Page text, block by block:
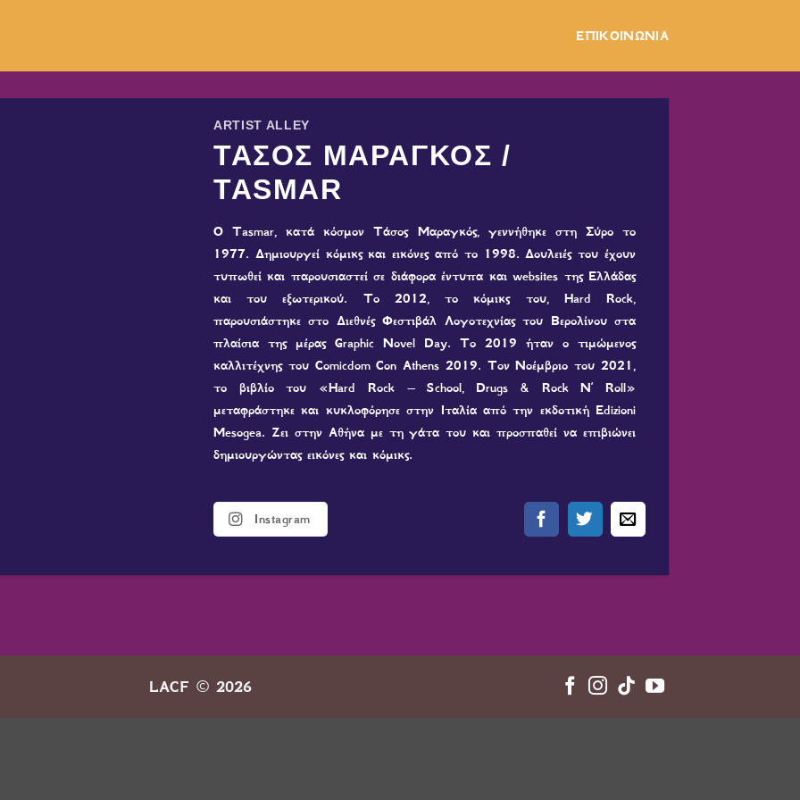
ΕΠΙΚΟΙΝΩΝΙΑ
ARTIST ALLEY
ΤΑΣΟΣ ΜΑΡΑΓΚΟΣ /
TASMAR
Ο Tasmar, κατά κόσμον Τάσος Μαραγκός, γεννήθηκε στη Σύρο το
1977. Δημιουργεί κόμικς και εικόνες από το 1998. Δουλειές του έχουν
τυπωθεί και παρουσιαστεί σε διάφορα έντυπα και websites της Ελλάδας
και του εξωτερικού. Το 2012, το κόμικς του, Hard Rock,
παρουσιάστηκε στο Διεθνές Φεστιβάλ Λογοτεχνίας του Βερολίνου στα
πλαίσια της μέρας Graphic Novel Day. Το 2019 ήταν ο τιμώμενος
καλλιτέχνης του Comicdom Con Athens 2019. Τον Νοέμβριο του 2021,
το βιβλίο του «Hard Rock – School, Drugs & Rock N’ Roll»
μεταφράστηκε και κυκλοφόρησε στην Ιταλία από την εκδοτική Edizioni
Mesogea. Ζει στην Αθήνα με τη γάτα του και προσπαθεί να επιβιώνει
δημιουργώντας εικόνες και κόμικς.
Instagram
LACF © 2026